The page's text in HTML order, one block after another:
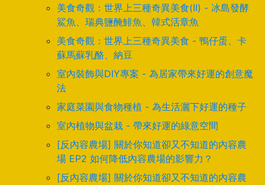
美食奇觀：世界上三種奇異美食(II) - 冰島發酵
鯊魚、瑞典鹽醃鯡魚、韓式活章魚
美食奇觀：世界上三種奇異美食 - 鴨仔蛋、卡
蘇馬蘇乳酪、納豆
室內裝飾與DIY專案 - 為居家帶來好運的創意魔
法
家庭菜園與食物種植 - 為生活灑下好運的種子
室內植物與盆栽 - 帶來好運的綠意空間
[反內容農場] 關於你知道卻又不知道的內容農
場 EP2 如何降低內容農場的影響力？
[反內容農場] 關於你知道卻又不知道的內容農